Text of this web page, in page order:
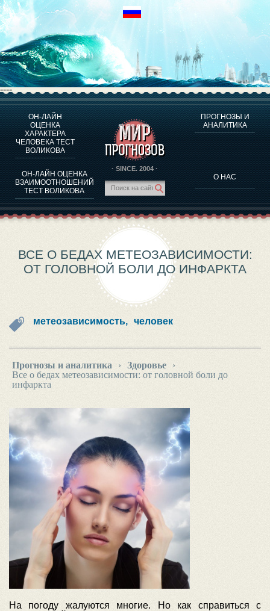
----
ОН-ЛАЙН
ОЦЕНКА
ХАРАКТЕРА
ЧЕЛОВЕКА ТЕСТ
ВОЛИКОВА
ОН-ЛАЙН ОЦЕНКА
ВЗАИМООТНОШЕНИЙ
ТЕСТ ВОЛИКОВА
· SINCE. 2004 ·
ПРОГНОЗЫ И
АНАЛИТИКА
О НАС
О ПРОГРАММЕ
ОЦЕНКА ХАРАКТЕРA ЧЕЛОВЕКА
ОЦЕНКА ХАРАКТЕРА ВЫДАЮЩИХСЯ ЛИЧНОСТЕЙ
О ПРОГРАММЕ
ТЕСТ НА СОВМЕСТИМОСТЬ ВОЛИКОВА
ПРОГНОЗЫ И АНАЛИТИКА
ВСЕ О БЕДАХ МЕТЕОЗАВИСИМОСТИ:
ОТ ГОЛОВНОЙ БОЛИ ДО ИНФАРКТА
метеозависимость, человек
Прогнозы и аналитика › Здоровье
›
Все о бедах метеозависимости: от головной боли до
инфаркта
На погоду жалуются многие. Но как справиться с